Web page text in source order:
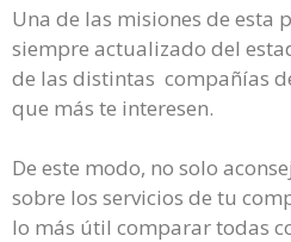
Una de las misiones de esta
siempre actualizado del
de las distintas compañías
que más te interesen.
De este modo, no solo
sobre los servicios de tu
lo más útil comparar todas